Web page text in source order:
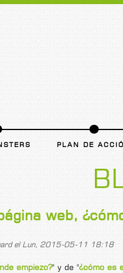
PLAN DE
web,
el Lun, 2015-05-11 18:18
empiezo?" y de "¿cómo es